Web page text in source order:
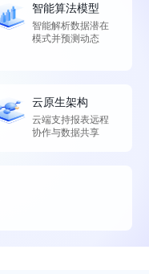
智能算法模型
智能解析数据潜在
模式并预测动态
云原生架构
云端支持报表远程
协作与数据共享